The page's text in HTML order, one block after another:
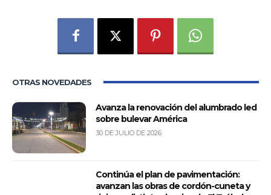
OTRAS NOVEDADES
Avanza la renovación del alumbrado led
sobre bulevar América
30 DE JULIO DE 2026
Continúa el plan de pavimentación:
avanzan las obras de cordón-cuneta y